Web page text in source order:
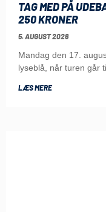
TAG MED PÅ
250 KRONER
5. AUGUST 2026
Mandag den 17.
lyseblå, når turen går
LÆS MERE